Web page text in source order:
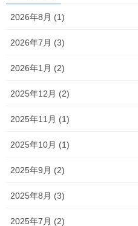
2026年8月 (1)
2026年7月 (3)
2026年1月 (2)
2025年12月 (2)
2025年11月 (1)
2025年10月 (1)
2025年9月 (2)
2025年8月 (3)
2025年7月 (2)